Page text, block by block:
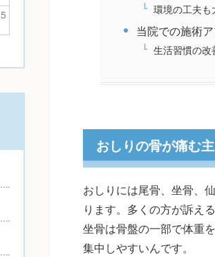
環境の工夫も
当院での施術
生活習慣の改
おしりの骨が痛む
おしりには尾骨、坐骨、
ります。多くの方が訴え
坐骨は骨盤の一部で体重
集中しやすいんです。
5